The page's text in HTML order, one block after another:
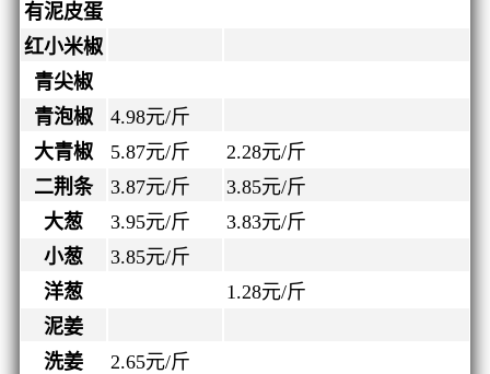
有泥皮蛋
红小米椒
青尖椒
青泡椒
4.98元/斤
大青椒
5.87元/斤 2.28元/斤
二荆条
3.87元/斤 3.85元/斤
大葱
3.95元/斤 3.83元/斤
小葱
3.85元/斤
洋葱
1.28元/斤
泥姜
洗姜
2.65元/斤